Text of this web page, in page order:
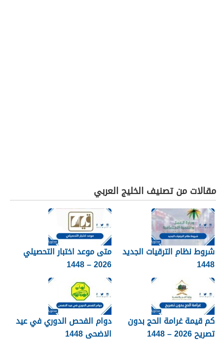
مقالات من تصنيف الخليج العربي
شروط نظام الترقيات الجديد
1448
متى موعد اختبار التحصيلي
2026 – 1448
كم قيمة غرامة الحج بدون
تصريح 2026 – 1448
دوام الفحص الدوري في عيد
الاضحى 1448